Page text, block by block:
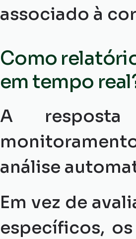
associado à
Como
em tempo
A
análise
Em vez de
específicos,